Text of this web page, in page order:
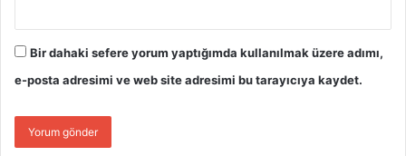
Bir dahaki sefere yorum yaptığımda kullanılmak üzere adımı,
e-posta adresimi ve web site adresimi bu tarayıcıya kaydet.